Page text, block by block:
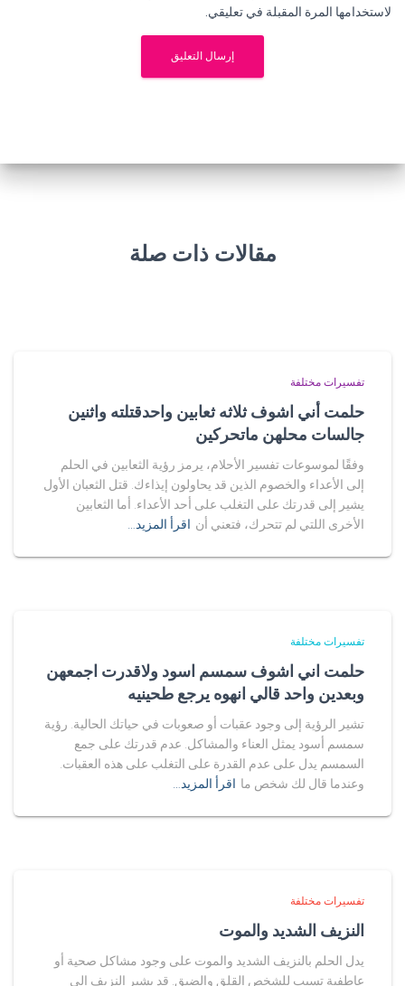
لاستخدامها المرة المقبلة في تعليقي.
مقالات ذات صلة
تفسيرات مختلفة
حلمت أني اشوف ثلاثه ثعابين واحدقتلته واثنين
جالسات محلهن ماتحركين
وفقًا لموسوعات تفسير الأحلام، يرمز رؤية الثعابين في الحلم
إلى الأعداء والخصوم الذين قد يحاولون إيذاءك. قتل الثعبان الأول
يشير إلى قدرتك على التغلب على أحد الأعداء. أما الثعابين
الأخرى اللتي لم تتحرك، فتعني أن اقرأ المزيد…
تفسيرات مختلفة
حلمت اني اشوف سمسم اسود ولاقدرت اجمعهن
وبعدين واحد قالي انهوه يرجع طحينيه
تشير الرؤية إلى وجود عقبات أو صعوبات في حياتك الحالية. رؤية
سمسم أسود يمثل العناء والمشاكل. عدم قدرتك على جمع
السمسم يدل على عدم القدرة على التغلب على هذه العقبات.
وعندما قال لك شخص ما اقرأ المزيد…
تفسيرات مختلفة
النزيف الشديد والموت
يدل الحلم بالنزيف الشديد والموت على وجود مشاكل صحية أو
عاطفية تسبب للشخص القلق والضيق. قد يشير النزيف إلى